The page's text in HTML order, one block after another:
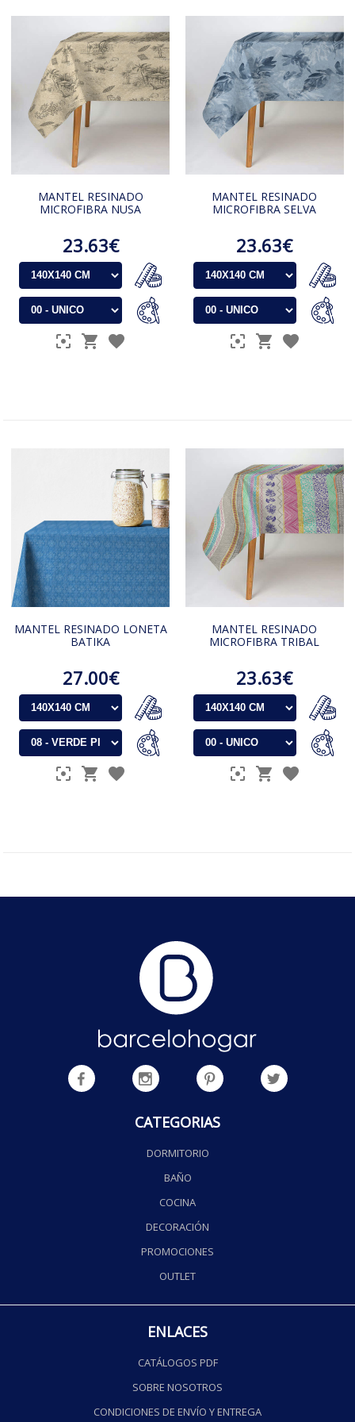
MANTEL RESINADO
MICROFIBRA NUSA
23.63€
MANTEL RESINADO
MICROFIBRA SELVA
23.63€
MANTEL RESINADO LONETA
BATIKA
27.00€
MANTEL RESINADO
MICROFIBRA TRIBAL
23.63€
CATEGORIAS
DORMITORIO
BAÑO
COCINA
DECORACIÓN
PROMOCIONES
OUTLET
ENLACES
CATÁLOGOS PDF
SOBRE NOSOTROS
CONDICIONES DE ENVÍO Y ENTREGA